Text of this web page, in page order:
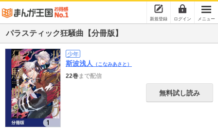
新規登録 ログイン メニュー
パラスティック狂騒曲【分冊版】
少年
斯波浅人 （こなみあさと）
22巻まで配信
無料試し読み